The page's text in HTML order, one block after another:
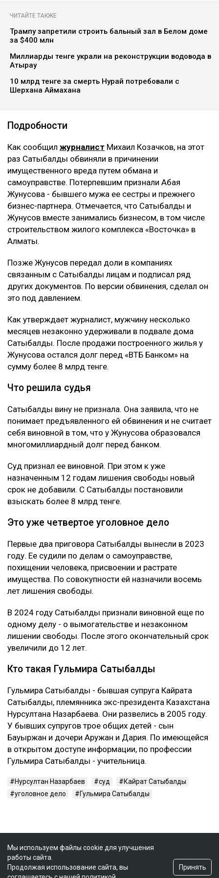
ЧИТАЙТЕ ТАКЖЕ
Трампу запретили строить бальный зал в Белом доме
за $400 млн
Миллиарды тенге украли на реконструкции водовода в
Атырау
10 млрд тенге за смерть Нурай потребовали с
Шерхана Аймахана
Подробности
Как сообщил журналист Михаил Козачков, на этот
раз Сатыбалды обвиняли в причинении
имущественного вреда путем обмана и
самоуправстве. Потерпевшим признали Абая
Жунусова - бывшего мужа ее сестры и прежнего
бизнес-партнера. Отмечается, что Сатыбалды и
Жунусов вместе занимались бизнесом, в том числе
строительством жилого комплекса «Восточка» в
Алматы.
Позже Жунусов передал доли в компаниях
связанным с Сатыбалды лицам и подписал ряд
других документов. По версии обвинения, сделал он
это под давлением.
Как утверждает журналист, мужчину несколько
месяцев незаконно удерживали в подвале дома
Сатыбалды. После продажи построенного жилья у
Жунусова остался долг перед «ВТБ Банком» на
сумму более 8 млрд тенге.
Что решила судья
Сатыбалды вину не признала. Она заявила, что не
понимает предъявленного ей обвинения и не считает
себя виновной в том, что у Жунусова образовался
многомиллиардный долг перед банком.
Суд признал ее виновной. При этом к уже
назначенным 12 годам лишения свободы новый
срок не добавили. С Сатыбалды постановили
взыскать более 8 млрд тенге.
Это уже четвертое уголовное дело
Первые два приговора Сатыбалды вынесли в 2023
году. Ее судили по делам о самоуправстве,
похищении человека, присвоении и растрате
имущества. По совокупности ей назначили восемь
лет лишения свободы.
В 2024 году Сатыбалды признали виновной еще по
одному делу - о вымогательстве и незаконном
лишении свободы. После этого окончательный срок
увеличили до 12 лет.
Кто такая Гульмира Сатыбалды
Гульмира Сатыбалды - бывшая супруга Кайрата
Сатыбалды, племянника экс-президента Казахстана
Нурсултана Назарбаева. Они развелись в 2005 году.
У бывших супругов трое общих детей - сын
Бауыржан и дочери Аружан и Дария. По имеющейся
в открытом доступе информации, по профессии
Гульмира Сатыбалды - учительница.
Нурсултан Назарбаев суд
Кайрат Сатыбалды
уголовное дело
Гульмира Сатыбалды
Мы используем файлы cookie для улучшения
работы сайта.
Продолжая использование сайта, вы
Принять